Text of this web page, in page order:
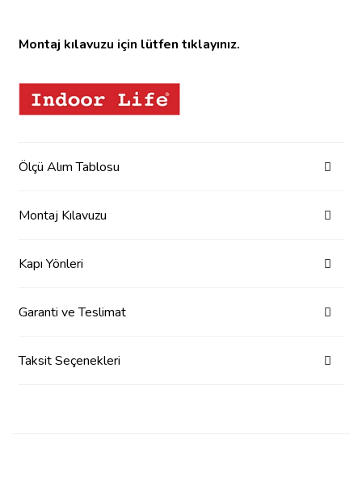
Montaj kılavuzu için lütfen tıklayınız.
Ölçü Alım Tablosu
Montaj Kılavuzu
Kapı Yönleri
Garanti ve Teslimat
Taksit Seçenekleri